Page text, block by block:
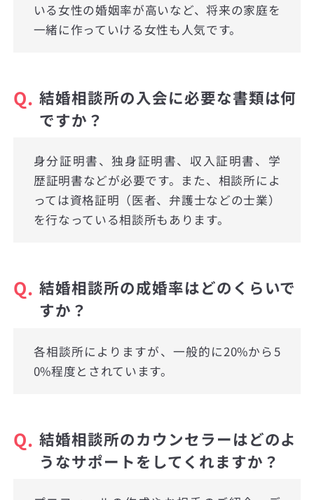
いる女性の婚姻率が高いなど、将来の家庭を
一緒に作っていける女性も人気です。
Q. 結婚相談所の入会に必要な書類は何
ですか？
身分証明書、独身証明書、収入証明書、学
歴証明書などが必要です。また、相談所によ
っては資格証明（医者、弁護士などの士業）
を行なっている相談所もあります。
Q. 結婚相談所の成婚率はどのくらいで
すか？
各相談所によりますが、一般的に20%から5
0%程度とされています。
Q. 結婚相談所のカウンセラーはどのよ
うなサポートをしてくれますか？